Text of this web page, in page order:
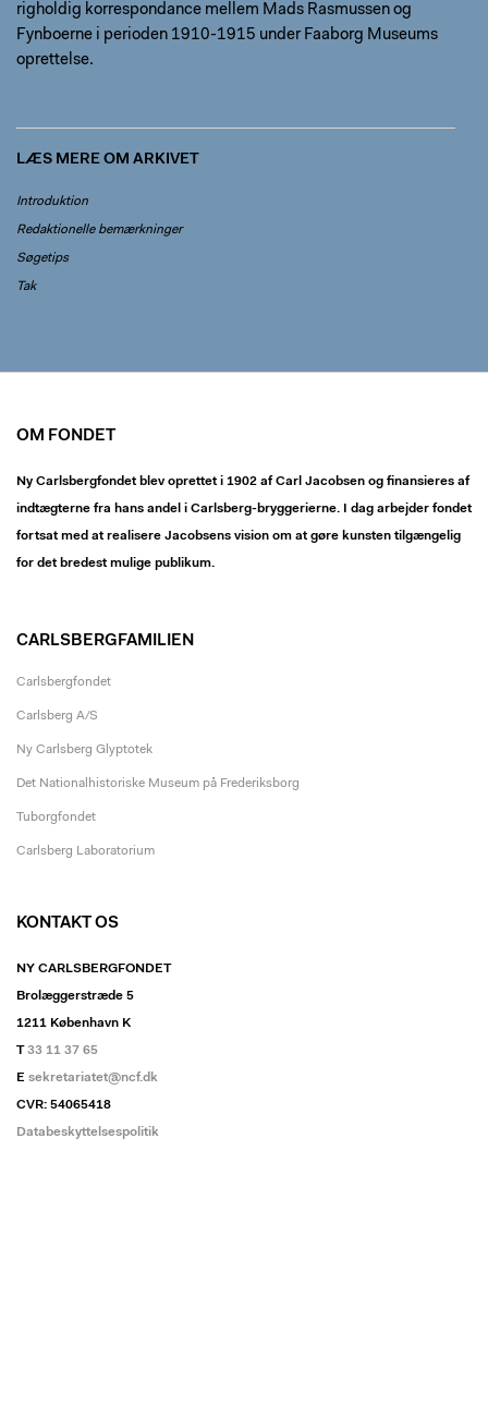
righoldig korrespondance mellem Mads Rasmussen og
Fynboerne i perioden 1910-1915 under Faaborg Museums
oprettelse.
LÆS MERE OM ARKIVET
Introduktion
Redaktionelle bemærkninger
Søgetips
Tak
OM FONDET
Ny Carlsbergfondet blev oprettet i 1902 af Carl Jacobsen og finansieres af
indtægterne fra hans andel i Carlsberg-bryggerierne. I dag arbejder fondet
fortsat med at realisere Jacobsens vision om at gøre kunsten tilgængelig
for det bredest mulige publikum.
CARLSBERGFAMILIEN
Carlsbergfondet
Carlsberg A/S
Ny Carlsberg Glyptotek
Det Nationalhistoriske Museum på Frederiksborg
Tuborgfondet
Carlsberg Laboratorium
KONTAKT OS
NY CARLSBERGFONDET
Brolæggerstræde 5
1211 København K
T33 11 37 65
E sekretariatet@ncf.dk
CVR: 54065418
Databeskyttelsespolitik